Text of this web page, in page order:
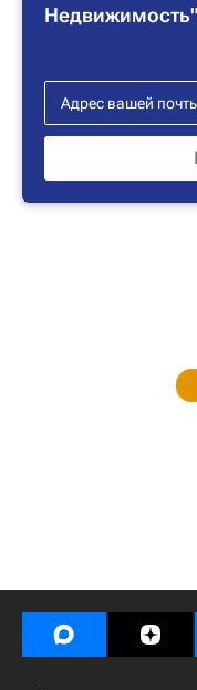
Недвижимость"